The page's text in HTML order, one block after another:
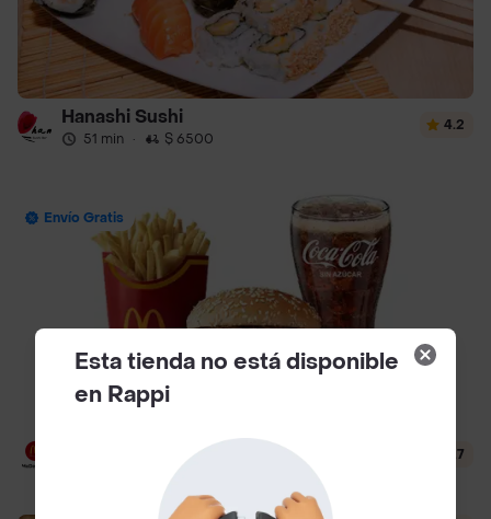
Hanashi Sushi
51 min · $ 6500
4.2
Envío Gratis
$ 3500
4.7
Esta tienda no está disponible
en Rappi